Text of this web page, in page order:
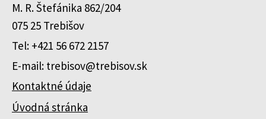
M. R. Štefánika 862/204
075 25 Trebišov
Tel: +421 56 672 2157
E-mail: trebisov@trebisov.sk
Kontaktné údaje
Úvodná stránka